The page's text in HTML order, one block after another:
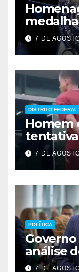
Brasil
7 DE
DISTRITO FEDERAL
Homem
festa em
7 DE
POLÍTICA
análise
Perez
7 DE